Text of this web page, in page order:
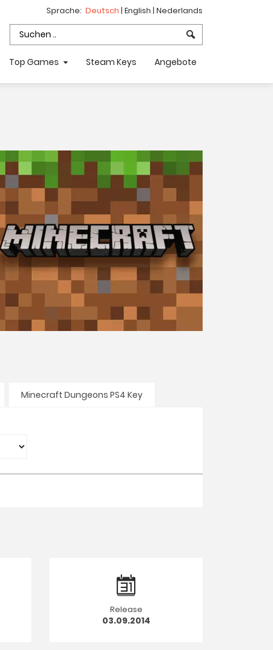
Sprache: Deutsch | English | Nederlands
Top Games Steam Keys Angebote
Minecraft Dungeons PS4 Key
Release
03.09.2014